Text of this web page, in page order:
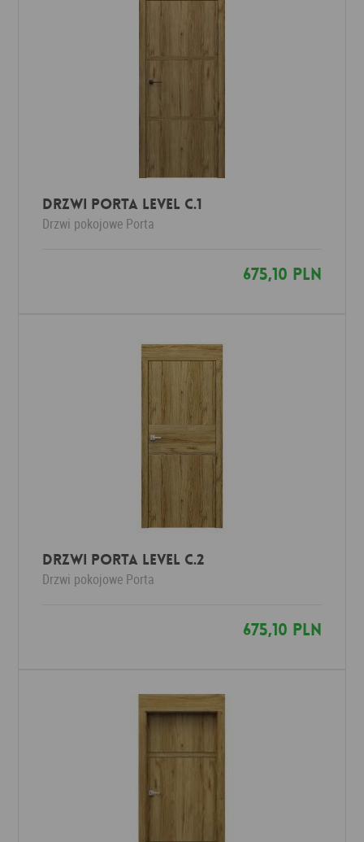
Drzwi Porta LEVEL C.1
Drzwi pokojowe Porta
675,10 PLN
Drzwi Porta LEVEL C.2
Drzwi pokojowe Porta
675,10 PLN